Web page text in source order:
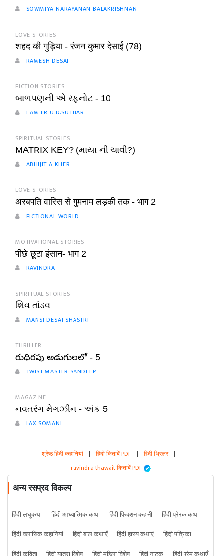
SOWMIYA NARAYANAN BALAKRISHNAN
LOVE STORIES
शहद की गुड़िया - रंजन कुमार देसाई (78)
RAMESH DESAI
FICTION STORIES
બાળપણની એ રફનોટ - 10
I AM ER U.D.SUTHAR
SPIRITUAL STORIES
MATRIX KEY? (માયા ની ચાવી?)
ABHIJIT A KHER
LOVE STORIES
अरबपति वारिस से गुमनाम लड़की तक - भाग 2
FICTIONAL WORLD
MOTIVATIONAL STORIES
पीछे छूटा इंसान- भाग 2
RAVINDRA
SPIRITUAL STORIES
શિવ તાંડવ
MANSI DESAI SHASTRI
THRILLER
రుధిరపు అడుగులలో - 5
TWIST MASTER SANDEEP
MAGAZINE
નવતરંગ મેગઝીન - અંક 5
LAX SOMANI
श्रेष्ठ हिंदी कहानियां | हिंदी किताबें PDF | हिंदी थ्रिलर |
ravindra thawait किताबें PDF
अन्य रसप्रद विकल्प
हिंदी लघुकथा हिंदी आध्यात्मिक कथा हिंदी फिक्शन कहानी
हिंदी प्रेरक कथा
हिंदी क्लासिक कहानियां
हिंदी बाल कथाएँ हिंदी हास्य कथाएं
हिंदी पत्रिका